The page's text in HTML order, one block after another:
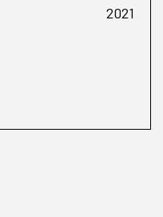
2021